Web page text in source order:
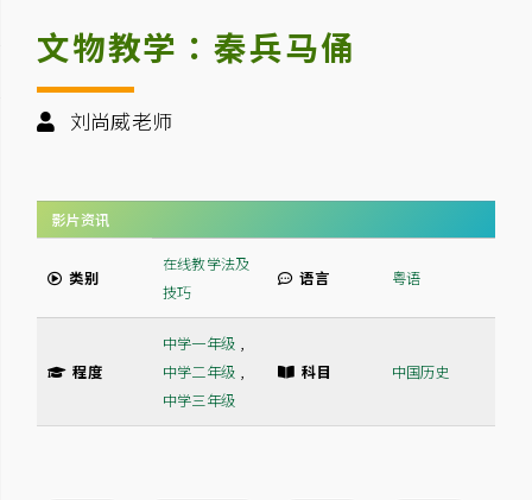
文物教学：秦兵马俑
刘尚威老师
影片资讯
类别
在线教学法及
技巧
语言 粤语
程度
中学一年级 ,
中学二年级 ,
中学三年级
科目 中国历史